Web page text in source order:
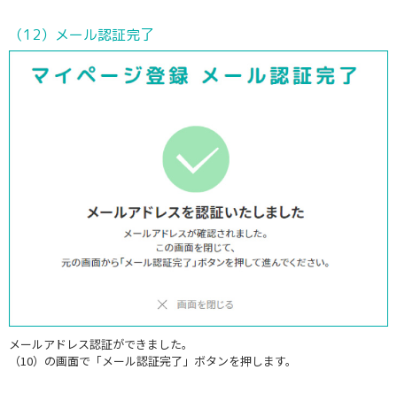
（12）メール認証完了
メールアドレス認証ができました。
（10）の画面で「メール認証完了」ボタンを押します。